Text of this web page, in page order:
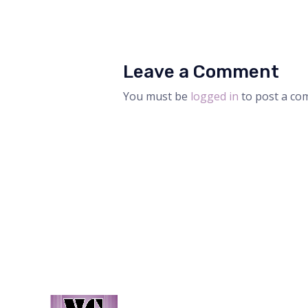
Leave a Comment
You must be logged in to post a